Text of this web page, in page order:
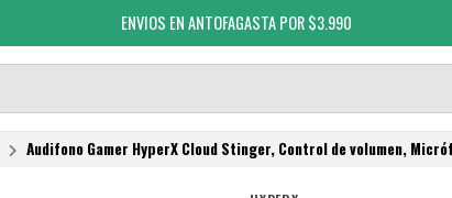
ENVIOS EN ANTOFAGASTA POR $3.990
Audifono Gamer HyperX Cloud Stinger, Control de volumen,